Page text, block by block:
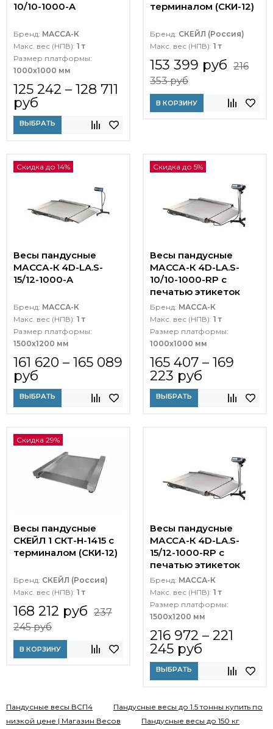
10/10-1000-A
Бренд: МАССА-К
Макс. вес (НПВ): 1 т
Размер платформы:
1000х1000 мм
125 242 – 128 711
руб
ВЫБРАТЬ
терминалом (СКИ-12)
Бренд: СКЕЙЛ (Россия)
Макс. вес (НПВ): 1 т
153 399 руб 216
353 руб
В КОРЗИНУ
Скидка до 14%
Весы пандусные
МАССА-К 4D-LA.S-
15/12-1000-A
Бренд: МАССА-К
Макс. вес (НПВ): 1 т
Размер платформы:
1500х1200 мм
161 620 – 165 089
руб
ВЫБРАТЬ
Скидка до 5%
Весы пандусные
МАССА-К 4D-LA.S-
10/10-1000-RP с
печатью этикеток
Бренд: МАССА-К
Макс. вес (НПВ): 1 т
Размер платформы:
1000х1000 мм
165 407 – 169
223 руб
ВЫБРАТЬ
Скидка 29%
Весы пандусные
СКЕЙЛ 1 СКТ-Н-1415 с
терминалом (СКИ-12)
Бренд: СКЕЙЛ (Россия)
Макс. вес (НПВ): 1 т
168 212 руб 237
245 руб
В КОРЗИНУ
Весы пандусные
МАССА-К 4D-LA.S-
15/12-1000-RP с
печатью этикеток
Бренд: МАССА-К
Макс. вес (НПВ): 1 т
Размер платформы:
1500х1200 мм
216 972 – 221
245 руб
ВЫБРАТЬ
Пандусные весы ВСП4
Пандусные весы до 1.5 тонны купить по
низкой цене | Магазин Весов
Пандусные весы до 150 кг